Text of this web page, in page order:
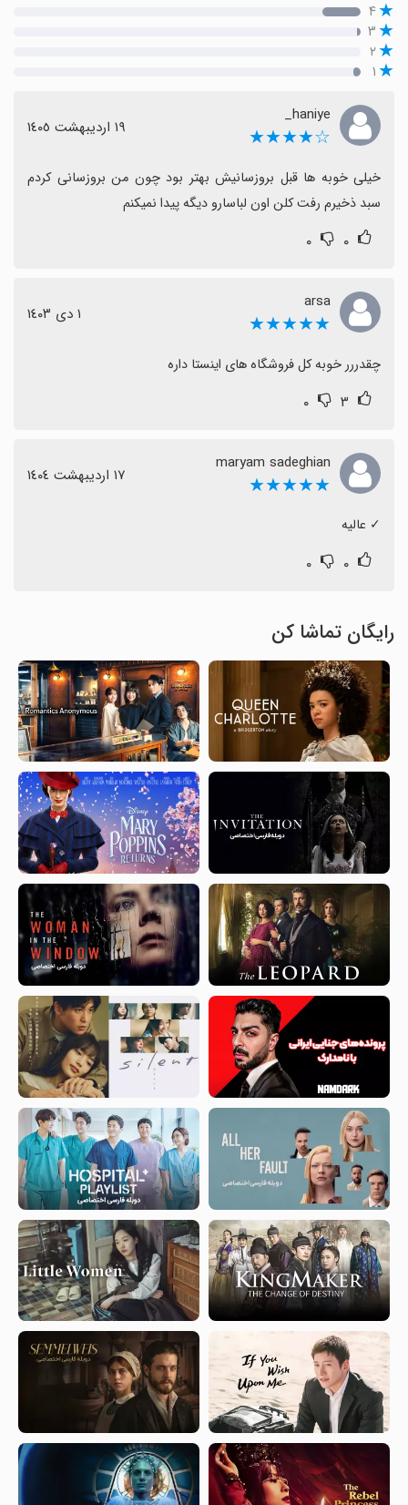
۴
۳
۲
۱
haniye_
☆★★★★ ١٩ اردیبهشت ١٤٠٥
سبد ذخیرم رفت کلن اون لباسارو دیگه پیدا نمیکنم
۰ ۰
arsa
★★★★★ ١ دی ١٤٠٣
چقدررر خوبه کل فروشگاه های اینستا داره
۳ ۰
maryam sadeghian
★★★★★ ١٧ اردیبهشت ١٤٠٤
‏✓ عالیه
۰ ۰
رایگان تماشا کن